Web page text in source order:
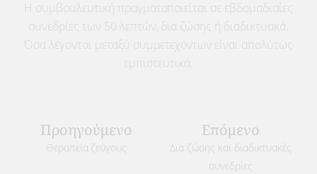
Η συμβουλευτική πραγματοποιείται σε εβδομαδιαίες
συνεδρίες των 50 λεπτών, δια ζώσης ή διαδικτυακά.
Όσα λέγονται μεταξύ συμμετεχόντων είναι απολύτως
εμπιστευτικά.
Προηγούμενο
Θεραπεία ζεύγους
Επόμενο
Δια ζώσης και διαδικτυακές
συνεδρίες